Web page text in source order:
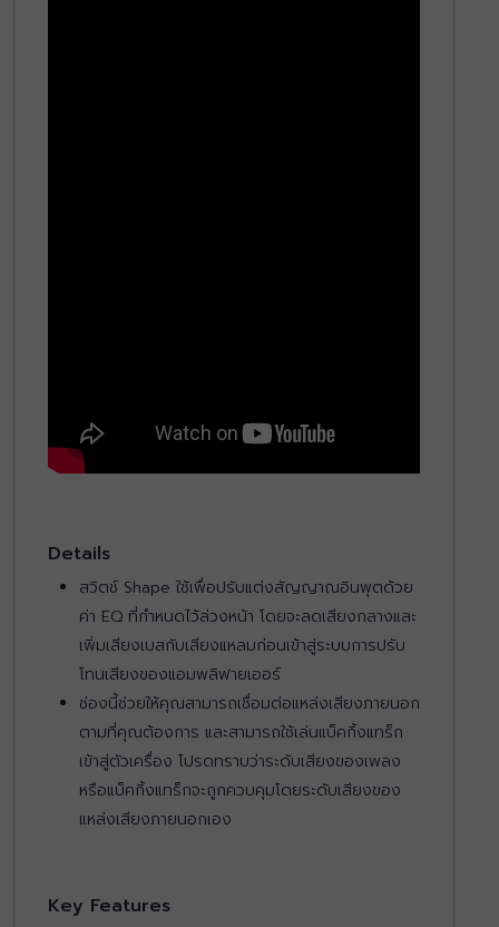
Details
สวิตช์ Shape ใช้เพื่อปรับแต่งสัญญาณอินพุตด้วย
ค่า EQ ที่กำหนดไว้ล่วงหน้า โดยจะลดเสียงกลางและ
เพิ่มเสียงเบสกับเสียงแหลมก่อนเข้าสู่ระบบการปรับ
โทนเสียงของแอมพลิฟายเออร์
ช่องนี้ช่วยให้คุณสามารถเชื่อมต่อแหล่งเสียงภายนอก
ตามที่คุณต้องการ และสามารถใช้เล่นแบ็คกิ้งแทร็ก
เข้าสู่ตัวเครื่อง โปรดทราบว่าระดับเสียงของเพลง
หรือแบ็คกิ้งแทร็กจะถูกควบคุมโดยระดับเสียงของ
แหล่งเสียงภายนอกเอง
Key Features